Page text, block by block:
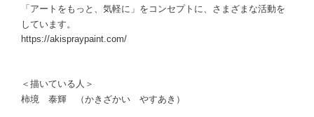
「アートをもっと、気軽に」をコンセプトに、さまざまな活動を
しています。
https://akispraypaint.com/
＜描いている人＞
柿境 泰輝 （かきざかい やすあき）